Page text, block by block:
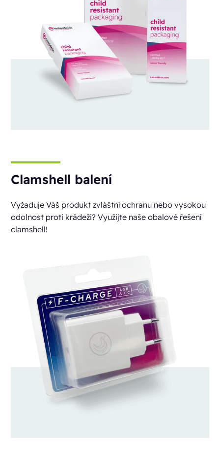
Clamshell balení
Vyžaduje Váš produkt zvláštní ochranu nebo vysokou
odolnost proti krádeži? Využijte naše obalové řešení
clamshell!